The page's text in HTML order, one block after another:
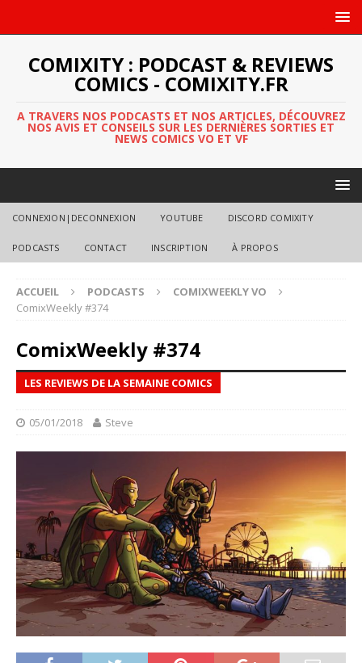
COMIXITY : PODCAST & REVIEWS
COMICS - COMIXITY.FR
A TRAVERS NOS PODCASTS ET NOS ARTICLES, DÉCOUVREZ
NOS AVIS ET CONSEILS SUR LES DERNIÈRES SORTIES ET
NEWS COMICS VO ET VF
CONNEXION|DECONNEXION YOUTUBE DISCORD COMIXITY
PODCASTS CONTACT INSCRIPTION À PROPOS
ACCUEIL PODCASTS
COMIXWEEKLY VO
ComixWeekly #374
ComixWeekly #374
LES REVIEWS DE LA SEMAINE COMICS
05/01/2018 Steve